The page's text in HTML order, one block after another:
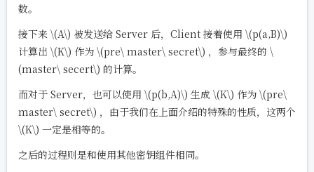
数。
接下来 \(A\) 被发送给 Server 后，Client 接着使用 \(p(a,B)\)
计算出 \(K\) 作为 \(pre\ master\ secret\) ，参与最终的 \
(master\ secert\) 的计算。
而对于 Server，也可以使用 \(p(b,A)\) 生成 \(K\) 作为 \(pre\
master\ secret\) ，由于我们在上面介绍的特殊的性质，这两个
\(K\) 一定是相等的。
之后的过程则是和使用其他密钥组件相同。